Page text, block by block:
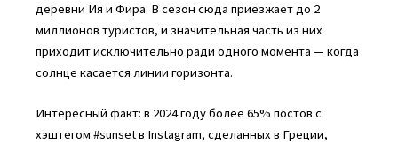
деревни Ия и Фира. В сезон сюда приезжает до 2
миллионов туристов, и значительная часть из них
приходит исключительно ради одного момента — когда
солнце касается линии горизонта.
Интересный факт: в 2024 году более 65% постов с
хэштегом #sunset в Instagram, сделанных в Греции,